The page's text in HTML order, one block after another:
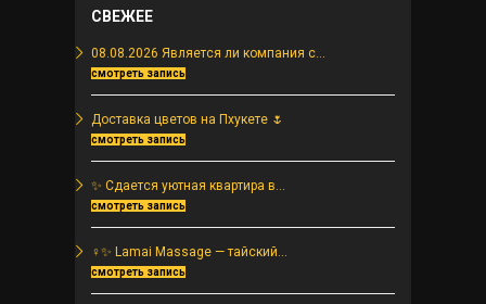
СВЕЖЕЕ
08.08.2026 Является ли компания с...
смотреть запись
Доставка цветов на Пхукете 🌷
смотреть запись
✨ Сдается уютная квартира в...
смотреть запись
‍♀️✨ Lamai Massage — тайский...
смотреть запись